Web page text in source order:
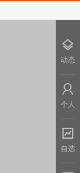
动态
个人
自选